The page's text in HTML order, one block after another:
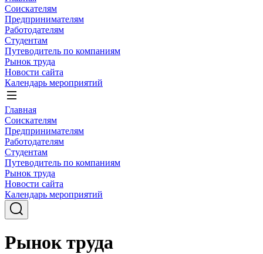
Соискателям
Предпринимателям
Работодателям
Студентам
Путеводитель по компаниям
Рынок труда
Новости сайта
Календарь мероприятий
Главная
Соискателям
Предпринимателям
Работодателям
Студентам
Путеводитель по компаниям
Рынок труда
Новости сайта
Календарь мероприятий
Рынок труда